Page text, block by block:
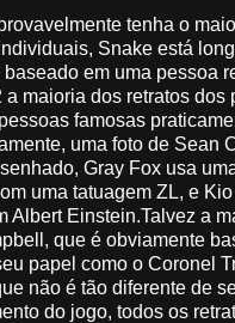
tenha o
Snake está
em uma pessoa
a maioria dos retratos dos
famosas
uma foto de Sean
Gray Fox usa
uma tatuagem ZL, e
Albert Einstein.Talvez a
que é obviamente
papel como o Coronel
não é tão diferente de
do jogo, todos os